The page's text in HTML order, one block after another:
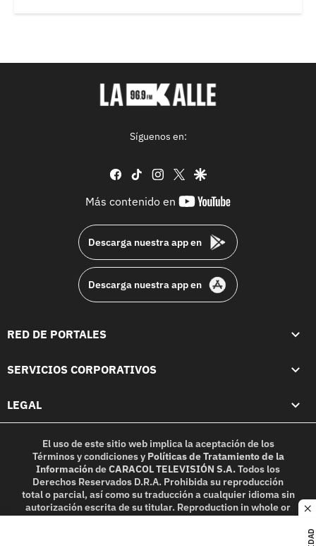
Síguenos en:
facebook
tiktok instagram
twittergoogle
Más contenido en
youtube-
Descarga nuestra app en
Descarga nuestra app en
RED DE PORTALES
SERVICIOS CORPORATIVOS
LEGAL
El uso de este sitio web implica la aceptación de los
Términos y condicionesy Políticas de Tratamiento de la
InformacióndeCARACOL TELEVISIÓN S.A.Todos los
Derechos Reservados D.R.A. Prohibida su reproducción
total o parcial, así como su traducción a cualquier idioma sin
autorización escrita de su titular. Reproduction in whole or
in part, or translation without written permission is